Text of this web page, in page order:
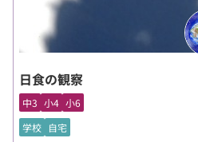
日食の観察
中3 小4 小6
学校 自宅